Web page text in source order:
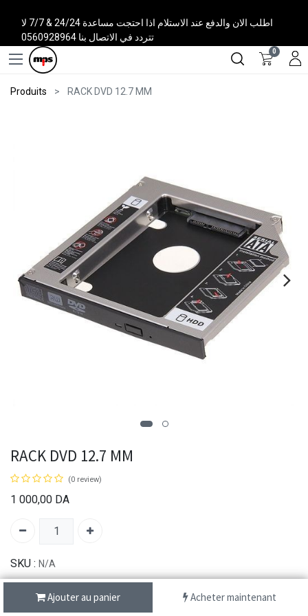
اطلب الان والدفع عند الاستلام اذا احتجت مساعدة 24/24 & 7/7 لا
تتردد في الاتصال بنا 0560928964
0
Produits RACK DVD 12.7 MM
Ajouter au panier Acheter maintenant
RACK DVD 12.7 MM
(0 review)
1 000,00 DA
SKU : N/A